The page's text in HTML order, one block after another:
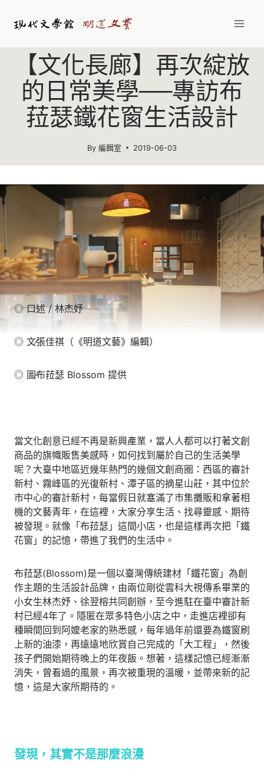
【文化長廊】再次綻放
的日常美學──專訪布
菈瑟鐵花窗生活設計
By 編輯室 2019-06-03
◎ 口述 / 林杰妤
◎ 文∕張佳祺（《明道文藝》編輯）
◎ 圖∕布菈瑟 Blossom 提供
當文化創意已經不再是新興產業，當人人都可以打著文創
商品的旗幟販售美感時，如何找到屬於自己的生活美學
呢？大臺中地區近幾年熱門的幾個文創商圈：西區的審計
新村、霧峰區的光復新村、潭子區的摘星山莊，其中位於
市中心的審計新村，每當假日就塞滿了市集攤販和拿著相
機的文藝青年，在這裡，大家分享生活、找尋靈感、期待
被發現。就像「布菈瑟」這間小店，也是這樣再次把「鐵
花窗」的記憶，帶進了我們的生活中。
布菈瑟(Blossom)是一個以臺灣傳統建材「鐵花窗」為創
作主題的生活設計品牌，由兩位剛從雲科大視傳系畢業的
小女生林杰妤、徐翌榕共同創辦，至今進駐在臺中審計新
村已經4年了。隱匿在眾多特色小店之中，走進店裡卻有
種瞬間回到阿嬤老家的熟悉感，每年過年前還要為鐵窗刷
上新的油漆，再遠遠地欣賞自己完成的「大工程」，然後
孩子們開始期待晚上的年夜飯。想著，這樣記憶已經漸漸
消失，曾看過的風景，再次被重現的溫暖，並帶來新的記
憶，這是大家所期待的。
發現，其實不是那麼浪漫